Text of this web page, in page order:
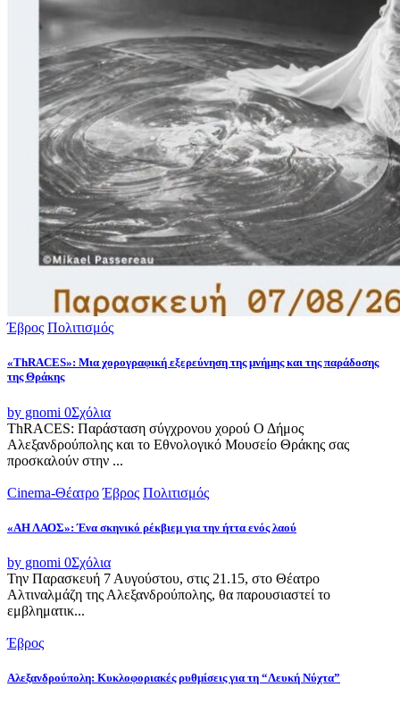
Έβρος Πολιτισμός
«ThRACES»: Μια χορογραφική εξερεύνηση της μνήμης και της παράδοσης
της Θράκης
by gnomi 0Σχόλια
ThRACES: Παράσταση σύγχρονου χορού Ο Δήμος
Αλεξανδρούπολης και το Εθνολογικό Μουσείο Θράκης σας
προσκαλούν στην ...
Cinema-Θέατρο Έβρος Πολιτισμός
«ΑΗ ΛΑΟΣ»: Ένα σκηνικό ρέκβιεμ για την ήττα ενός λαού
by gnomi 0Σχόλια
Την Παρασκευή 7 Αυγούστου, στις 21.15, στο Θέατρο
Αλτιναλμάζη της Αλεξανδρούπολης, θα παρουσιαστεί το
εμβληματικ...
Έβρος
Αλεξανδρούπολη: Κυκλοφοριακές ρυθμίσεις για τη “Λευκή Νύχτα”